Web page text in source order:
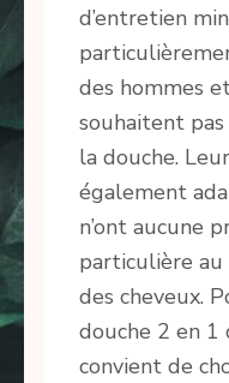
d’entretien
des hommes
souhaitent
la douche.
également
n’ont aucune
particulière
des cheveux.
douche 2 en 1
convient de